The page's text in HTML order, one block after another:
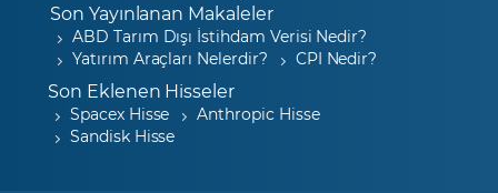
Son Yayınlanan Makaleler
ABD Tarım Dışı İstihdam Verisi Nedir?
Yatırım Araçları Nelerdir?
CPI Nedir?
Son Eklenen Hisseler
Spacex Hisse
Anthropic Hisse
Sandisk Hisse